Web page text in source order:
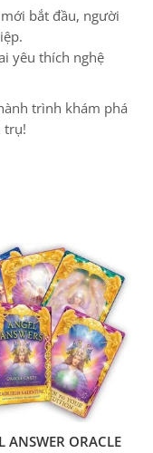
bắt đầu, người
yêu thích nghệ
trình khám phá
trụ!
ANSWER ORACLE